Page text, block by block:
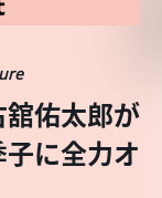
佑太郎が
に全力オ